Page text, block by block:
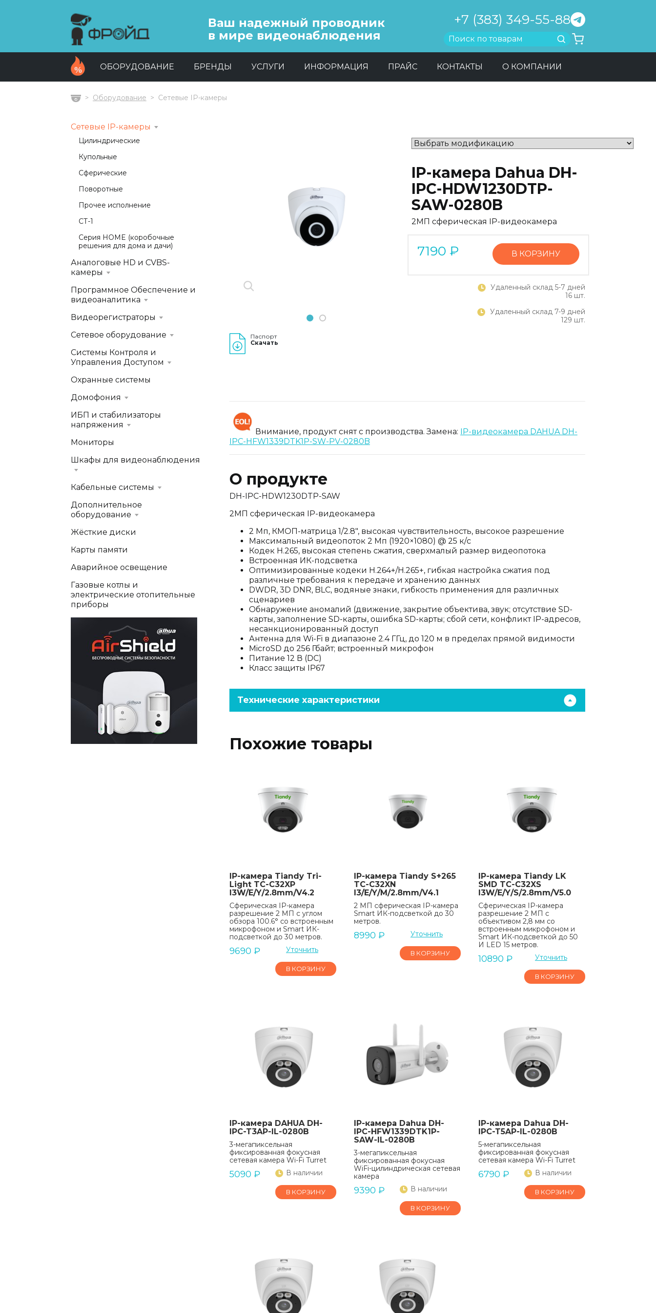
Ваш надежный проводник
в мире видеонаблюдения
+7 (383) 349-55-88
Найти
ОБОРУДОВАНИЕ БРЕНДЫ УСЛУГИ ИНФОРМАЦИЯ ПРАЙС КОНТАКТЫ О КОМПАНИИ
ГлавнаяОборудование Сетевые IP-камеры
1 2
Паспорт
Скачать
IP-камера Dahua DH-
IPC-HDW1230DTP-
SAW-0280B
2МП сферическая IP-видеокамера
7190 ₽ В КОРЗИНУ
Удаленный склад 5-7 дней
16 шт.
Удаленный склад 7-9 дней
129 шт.
Внимание, продукт снят с производства. Замена: IP-видеокамера DAHUA DH-
IPC-HFW1339DTK1P-SW-PV-0280B
О продукте
DH-IPC-HDW1230DTP-SAW
2МП сферическая IP-видеокамера
2 Мп, КМОП-матрица 1/2.8", высокая чувствительность, высокое разрешение
Максимальный видеопоток 2 Мп (1920×1080) @ 25 к/с
Кодек H.265, высокая степень сжатия, сверхмалый размер видеопотока
Встроенная ИК-подсветка
Оптимизированные кодеки H.264+/H.265+, гибкая настройка сжатия под
различные требования к передаче и хранению данных
DWDR, 3D DNR, BLC, водяные знаки, гибкость применения для различных
сценариев
Обнаружение аномалий (движение, закрытие объектива, звук; отсутствие SD-
карты, заполнение SD-карты, ошибка SD-карты; сбой сети, конфликт IP-адресов,
несанкционированный доступ
Антенна для Wi-Fi в диапазоне 2.4 ГГц, до 120 м в пределах прямой видимости
MicroSD до 256 Гбайт; встроенный микрофон
Питание 12 В (DC)
Класс защиты IP67
Технические характеристики
Похожие товары
IP-камера Tiandy Tri-
Light TC-C32XP
I3W/E/Y/2.8mm/V4.2
Сферическая IP-камера
разрешение 2 МП с углом
обзора 100.6° со встроенным
микрофоном и Smart ИК-
подсветкой до 30 метров.
9690 ₽ Уточнить
В КОРЗИНУ
IP-камера Tiandy S+265
TC-C32XN
I3/E/Y/M/2.8mm/V4.1
2 МП сферическая IP-камера
Smart ИК-подсветкой до 30
метров.
8990 ₽ Уточнить
В КОРЗИНУ
IP-камера Tiandy LK
SMD TC-C32XS
I3W/E/Y/S/2.8mm/V5.0
Сферическая IP-камера
разрешение 2 МП с
объективом 2,8 мм со
встроенным микрофоном и
Smart ИК-подсветкой до 50
И LED 15 метров.
10890 ₽ Уточнить
В КОРЗИНУ
IP-камера DAHUA DH-
IPC-T3AP-IL-0280B
3-мегапиксельная
фиксированная фокусная
сетевая камера Wi-Fi Turret
5090 ₽ В наличии
В КОРЗИНУ
IP-камера Dahua DH-
IPC-HFW1339DTK1P-
SAW-IL-0280B
3-мегапиксельная
фиксированная фокусная
WiFi-цилиндрическая сетевая
камера
9390 ₽ В наличии
В КОРЗИНУ
IP-камера Dahua DH-
IPC-T5AP-IL-0280B
5-мегапиксельная
фиксированная фокусная
сетевая камера Wi-Fi Turret
6790 ₽ В наличии
В КОРЗИНУ
Сетевые IP-камеры
Цилиндрические
Купольные
Сферические
Поворотные
Прочее исполнение
СТ-1
Серия HOME (коробочные
решения для дома и дачи)
Аналоговые HD и CVBS-
камеры
Программное Обеспечение и
видеоаналитика
Видеорегистраторы
Сетевое оборудование
Системы Контроля и
Управления Доступом
Охранные системы
Домофония
ИБП и стабилизаторы
напряжения
Мониторы
Шкафы для видеонаблюдения
Кабельные системы
Дополнительное
оборудование
Жёсткие диски
Карты памяти
Аварийное освещение
Газовые котлы и
электрические отопительные
приборы